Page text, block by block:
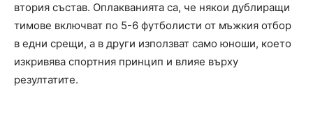
втория състав. Оплакванията са, че някои дублиращи
тимове включват по 5-6 футболисти от мъжкия отбор
в едни срещи, а в други използват само юноши, което
изкривява спортния принцип и влияе върху
резултатите.